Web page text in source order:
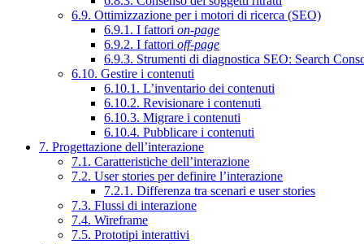
6.9. Ottimizzazione per i motori di ricerca (SEO)
6.9.1. I fattori on-page
6.9.2. I fattori off-page
6.9.3. Strumenti di diagnostica SEO: Search
6.10. Gestire i contenuti
6.10.1. L’inventario dei contenuti
6.10.2. Revisionare i contenuti
6.10.3. Migrare i contenuti
6.10.4. Pubblicare i contenuti
7. Progettazione dell’interazione
7.1. Caratteristiche dell’interazione
7.2. User stories per definire l’interazione
7.2.1. Differenza tra scenari e user stories
7.3. Flussi di interazione
7.4. Wireframe
7.5. Prototipi interattivi